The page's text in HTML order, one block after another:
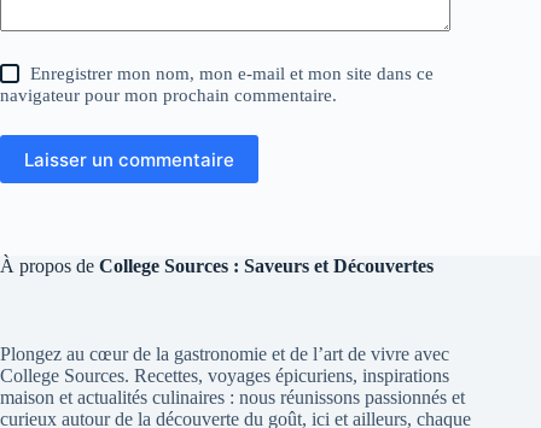
Enregistrer mon nom, mon e-mail et mon site dans ce
navigateur pour mon prochain commentaire.
Laisser un commentaire
À propos de College Sources : Saveurs et Découvertes
Plongez au cœur de la gastronomie et de l’art de vivre avec
College Sources. Recettes, voyages épicuriens, inspirations
maison et actualités culinaires : nous réunissons passionnés et
curieux autour de la découverte du goût, ici et ailleurs, chaque